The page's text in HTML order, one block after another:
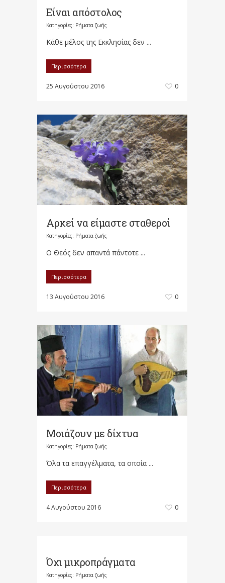
Είναι απόστολος
Κατηγορίες: Ρήματα ζωής
Κάθε μέλος της Εκκλησίας δεν ...
Περισσότερα
25 Αυγούστου 2016 0
Αρκεί να είμαστε σταθεροί
Κατηγορίες: Ρήματα ζωής
Ο Θεός δεν απαντά πάντοτε ...
Περισσότερα
13 Αυγούστου 2016 0
Μοιάζουν με δίχτυα
Κατηγορίες: Ρήματα ζωής
Όλα τα επαγγέλματα, τα οποία ...
Περισσότερα
4 Αυγούστου 2016 0
Όχι μικροπράγματα
Κατηγορίες: Ρήματα ζωής